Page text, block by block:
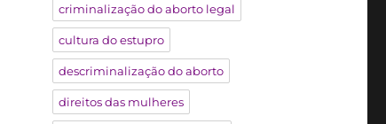
criminalização do aborto legal
cultura do estupro
descriminalização do aborto
direitos das mulheres